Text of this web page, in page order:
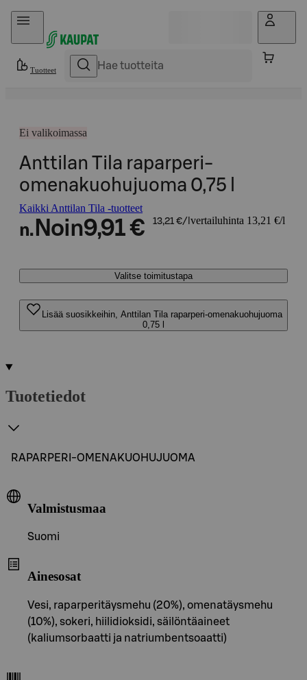
Hyppää sisältöön
Tuotteet
Ei valikoimassa
Anttilan Tila raparperi-
omenakuohujuoma 0,75 l
Kaikki Anttilan Tila -tuotteet
n. Noin9,91 € 13,21 €/l vertailuhinta 13,21 €/l
Valitse toimitustapa
Lisää suosikkeihin, Anttilan Tila raparperi-omenakuohujuoma
0,75 l
Tuotetiedot
RAPARPERI-OMENAKUOHUJUOMA
Valmistusmaa
Suomi
Ainesosat
Vesi, raparperitäysmehu (20%), omenatäysmehu
(10%), sokeri, hiilidioksidi, säilöntäaineet
(kaliumsorbaatti ja natriumbentsoaatti)